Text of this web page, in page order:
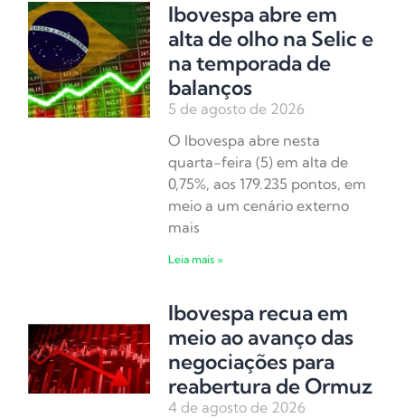
Ibovespa abre em
alta de olho na Selic e
na temporada de
balanços
5 de agosto de 2026
O Ibovespa abre nesta
quarta-feira (5) em alta de
0,75%, aos 179.235 pontos, em
meio a um cenário externo
mais
Leia mais »
Ibovespa recua em
meio ao avanço das
negociações para
reabertura de Ormuz
4 de agosto de 2026